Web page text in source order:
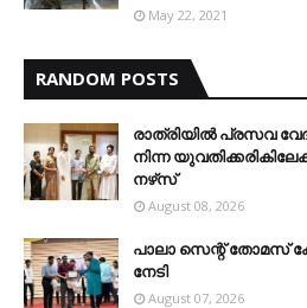
May 22, 2021
RANDOM POSTS
രാത്രിയില്‍ പ്രസവ
നിന്ന
നഴ്‌സ്
August 08, 2026
പാലാ സെന്റ് തോമസ്
നേടി
August 07, 2026